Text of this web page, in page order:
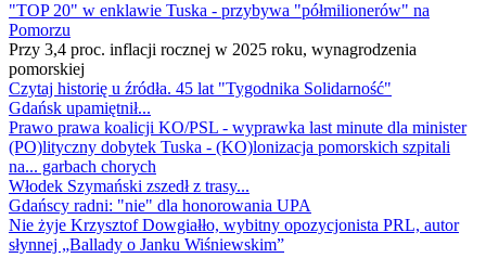
"TOP 20" w enklawie Tuska - przybywa "półmilionerów" na
Pomorzu
Przy 3,4 proc. inflacji rocznej w 2025 roku, wynagrodzenia
pomorskiej
Czytaj historię u źródła. 45 lat "Tygodnika Solidarność"
Gdańsk upamiętnił...
Prawo prawa koalicji KO/PSL - wyprawka last minute dla minister
(PO)lityczny dobytek Tuska - (KO)lonizacja pomorskich szpitali
na... garbach chorych
Włodek Szymański zszedł z trasy...
Gdańscy radni: "nie" dla honorowania UPA
Nie żyje Krzysztof Dowgiałło, wybitny opozycjonista PRL, autor
słynnej „Ballady o Janku Wiśniewskim”